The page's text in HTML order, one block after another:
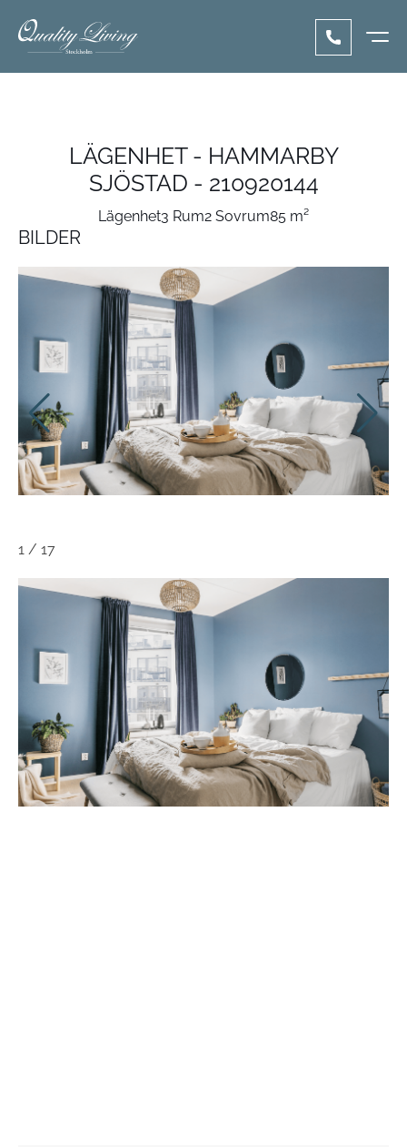
LÄGENHET - HAMMARBY
SJÖSTAD - 210920144
Lägenhet3 Rum2 Sovrum85 m²
BILDER
1 / 17